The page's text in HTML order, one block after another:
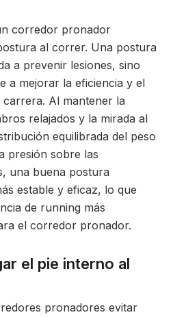
corredor pronador
al correr. Una postura
a prevenir lesiones, sino
a mejorar la eficiencia y el
Al mantener la
relajados y la mirada al
equilibrada del peso
presión sobre las
una buena postura
estable y eficaz, lo que
de running más
el corredor pronador.
el pie interno al
pronadores evitar